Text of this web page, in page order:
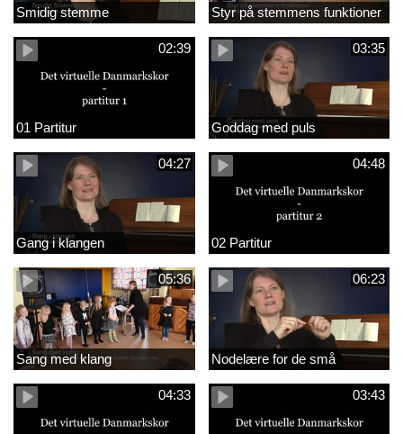
Smidig stemme Styr på stemmens funktioner
02:39
01 Partitur
03:35
Goddag med puls
04:27
Gang i klangen
04:48
02 Partitur
05:36
Sang med klang
06:23
Nodelære for de små
04:33 03:43